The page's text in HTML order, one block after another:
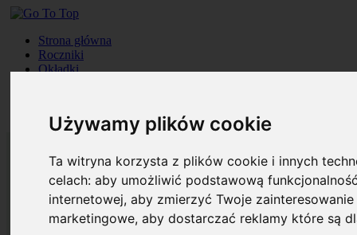
Używamy plików cookie
Ta witryna korzysta z plików cookie i innych
celach:aby umożliwić podstawową
internetowej,aby zmierzyć Twoje
marketingowe,aby dostarczać reklamy które są
Strona główna
Roczniki
Okładki